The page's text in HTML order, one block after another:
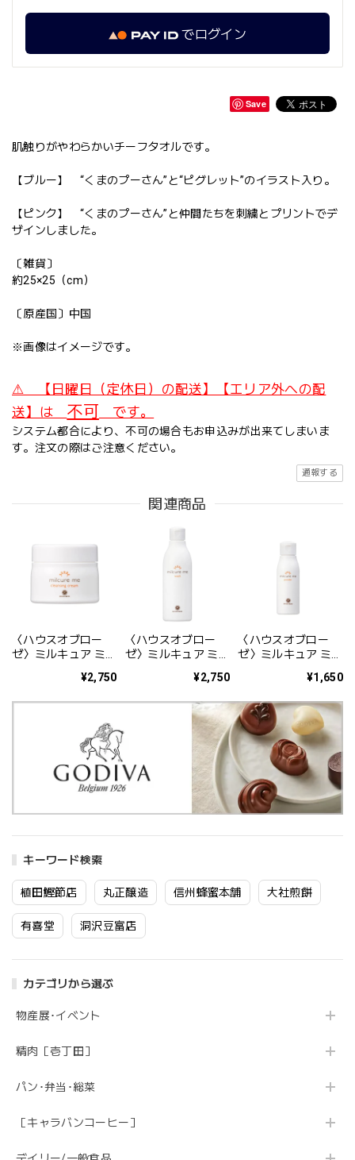
キーワード検索
植田鰹節店 丸正醸造 信州蜂蜜本舗 大社煎餅
有喜堂 洞沢豆富店
カテゴリから選ぶ
物産展･イベント
精肉［壱丁田］
パン･弁当･総菜
［キャラバンコーヒー］
でログイン
Save
肌触りがやわらかいチーフタオルです。
【ブルー】 “くまのプーさん”と“ピグレット”のイラスト入り。
【ピンク】 “くまのプーさん”と仲間たちを刺繍とプリントでデ
ザインしました。
〔雑貨〕
約25×25（cm）
〔原産国〕中国
※画像はイメージです。
⚠ 【日曜日（定休日）の配送】【エリア外への配
送】は 不可 です。
システム都合により、不可の場合もお申込みが出来てしまいま
す。注文の際はご注意ください。
通報する
関連商品
〈ハウスオブロー
ゼ〉ミルキュア ミー
¥2,750
〈ハウスオブロー
ゼ〉ミルキュア ミー
¥2,750
〈ハウスオブロー
ゼ〉ミルキュア ミー
¥1,650